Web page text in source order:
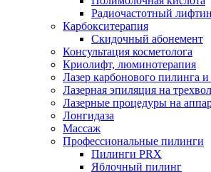
Радиочастотный
Карбокситерапия
Скидочный абонемент
Консультация косметолога
Криолифт, люминотерапия
Лазер карбонового пилинга и
Лазерная эпиляция на
Лазерные процедуры на
Лонгидаза
Массаж
Профессиональные пилинги
Пилинги PRX
Яблочный пилинг